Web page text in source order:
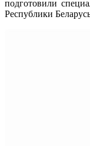
подготовили
Республики